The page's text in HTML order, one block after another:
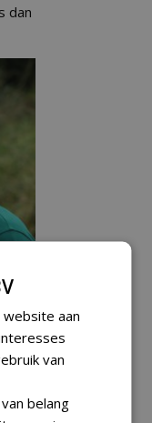
dan
in
aan
van
belang